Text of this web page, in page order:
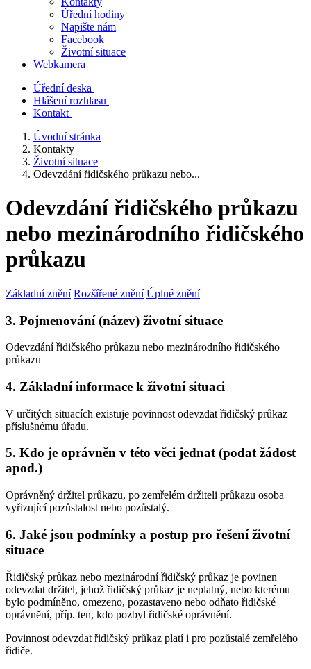
Úřední hodiny
Napište nám
Facebook
Životní situace
Webkamera
Úřední deska
Hlášení rozhlasu
Kontakt
Úvodní stránka
Kontakty
Životní situace
Odevzdání řidičského průkazu nebo...
Odevzdání řidičského průkazu
nebo mezinárodního řidičského
průkazu
Základní znění Rozšířené znění Úplné znění
3. Pojmenování (název) životní situace
Odevzdání řidičského průkazu nebo mezinárodního řidičského
průkazu
4. Základní informace k životní situaci
V určitých situacích existuje povinnost odevzdat řidičský průkaz
příslušnému úřadu.
5. Kdo je oprávněn v této věci jednat (podat žádost
apod.)
Oprávněný držitel průkazu, po zemřelém držiteli průkazu osoba
vyřizující pozůstalost nebo pozůstalý.
6. Jaké jsou podmínky a postup pro řešení životní
situace
Řidičský průkaz nebo mezinárodní řidičský průkaz je povinen
odevzdat držitel, jehož řidičský průkaz je neplatný, nebo kterému
bylo podmíněno, omezeno, pozastaveno nebo odňato řidičské
oprávnění, příp. ten, kdo pozbyl řidičské oprávnění.
Povinnost odevzdat řidičský průkaz platí i pro pozůstalé zemřelého
řidiče.